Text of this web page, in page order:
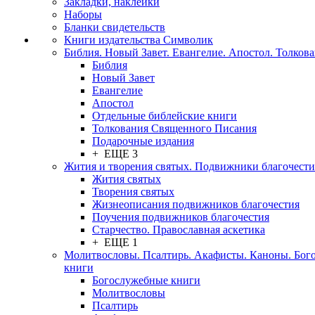
Наборы
Бланки свидетельств
Книги издательства Символик
Библия. Новый Завет. Евангелие. Апостол.
Библия
Новый Завет
Евангелие
Апостол
Отдельные библейские книги
Толкования Священного Писания
Подарочные издания
+ ЕЩЕ 3
Жития и творения святых. Подвижники
Жития святых
Творения святых
Жизнеописания подвижников благочестия
Поучения подвижников благочестия
Старчество. Православная аскетика
+ ЕЩЕ 1
Молитвословы. Псалтирь. Акафисты. Каноны.
книги
Богослужебные книги
Молитвословы
Псалтирь